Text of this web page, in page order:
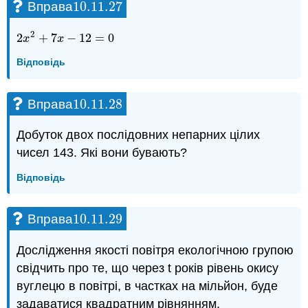
Вправа10.11.27
10.11.27
2x2 + 7x − 12 = 0
2x2 +7 x− 12 =0
Відповідь
Вправа10.11.28
10.11.28
Добуток двох послідовних непарних цілих
чисел 143. Які вони бувають?
Відповідь
Вправа10.11.29
10.11.29
Дослідження якості повітря екологічною групою
свідчить про те, що через t років рівень окису
вуглецю в повітрі, в частках на мільйон, буде
задаватися квадратним рівнянням.